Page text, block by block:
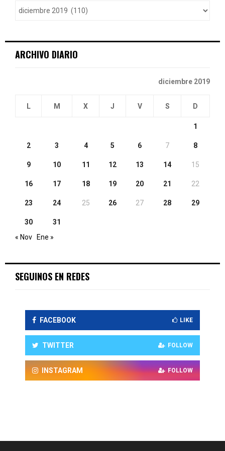
ARCHIVO DIARIO
diciembre 2019
L M X J V S D
1
2 3 4 5 6 7 8
9 10 11 12 13 14 15
16 17 18 19 20 21 22
23 24 25 26 27 28 29
30
31
« Nov
Ene »
SEGUINOS EN REDES
FACEBOOK LIKE
TWITTER FOLLOW
INSTAGRAM FOLLOW